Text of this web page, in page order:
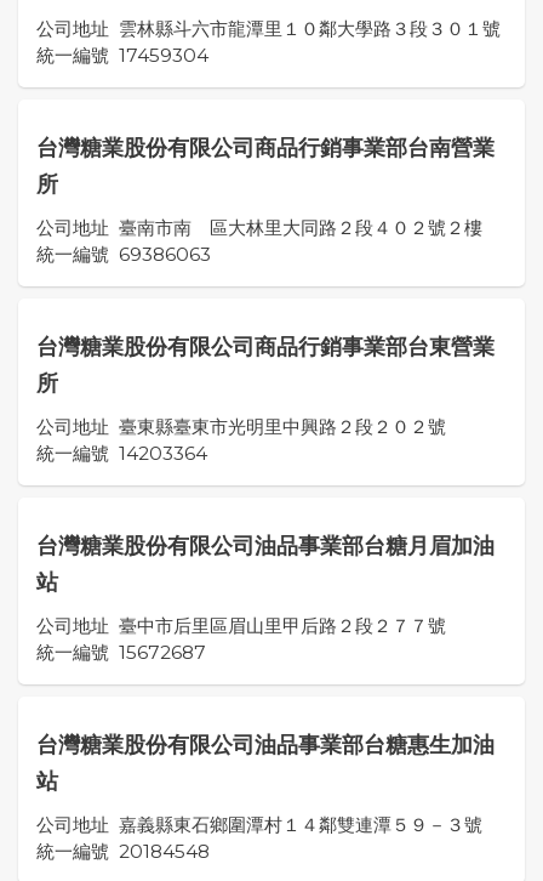
公司地址 雲林縣斗六市龍潭里１０鄰大學路３段３０１號
統一編號 17459304
台灣糖業股份有限公司商品行銷事業部台南營業
所
公司地址 臺南市南 區大林里大同路２段４０２號２樓
統一編號 69386063
台灣糖業股份有限公司商品行銷事業部台東營業
所
公司地址 臺東縣臺東市光明里中興路２段２０２號
統一編號 14203364
台灣糖業股份有限公司油品事業部台糖月眉加油
站
公司地址 臺中市后里區眉山里甲后路２段２７７號
統一編號 15672687
台灣糖業股份有限公司油品事業部台糖惠生加油
站
公司地址 嘉義縣東石鄉圍潭村１４鄰雙連潭５９－３號
統一編號 20184548